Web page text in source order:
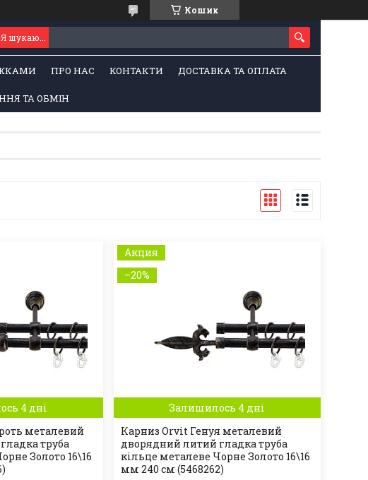
Кошик
ПРО НАС КОНТАКТИ ДОСТАВКА ТА ОПЛАТА
ТА ОБМІН
4 дні
металевий
труба
Золото 16\16
Акция
–20%
Залишилось 4 дні
Карниз Orvit Генуя металевий
дворядний литий гладка труба
кільце металеве Чорне Золото 16\16
мм 240 см (5468262)